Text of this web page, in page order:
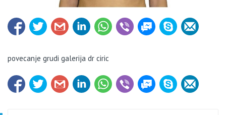
povecanje grudi galerija dr ciric